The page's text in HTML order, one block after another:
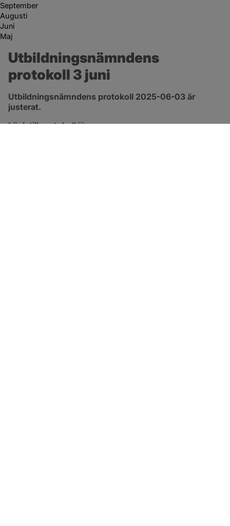
September
Augusti
Juni
Maj
Utbildningsnämndens
protokoll 3 juni
Utbildningsnämndens protokoll 2025-06-03 är
justerat.
Länk till protokoll
pdf, 272.1 kB, öppnas i nytt fönster.